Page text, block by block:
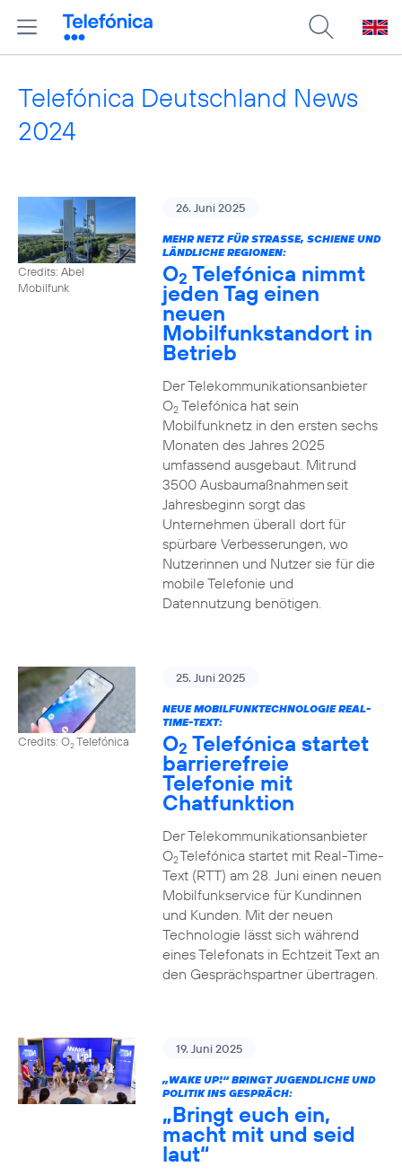
Telefónica Deutschland News
2024
Credits: Abel
Mobilfunk
26. Juni 2025
MEHR NETZ FÜR STRASSE, SCHIENE UND L
ÄNDLICHE REGIONEN:
O2 Telefónica nimmt
jeden Tag einen
neuen
Mobilfunkstandort in
Betrieb
Der Telekommunikationsanbieter
O2Telefónica hat sein
Mobilfunknetz in den ersten sechs
Monaten des Jahres 2025
umfassend ausgebaut. Mit rund
3500 Ausbaumaßnahmen seit
Jahresbeginn sorgt das
Unternehmen überall dort für
spürbare Verbesserungen, wo
Nutzerinnen und Nutzer sie für die
mobile Telefonie und
Datennutzung benötigen.
Credits: O2Telefónica
25. Juni 2025
NEUE MOBILFUNKTECHNOLOGIE REAL-
TIME-TEXT:
O2 Telefónica startet
barrierefreie
Telefonie mit
Chatfunktion
Der Telekommunikationsanbieter
O2Telefónica startet mit Real-Time-
Text (RTT) am 28. Juni einen neuen
Mobilfunkservice für Kundinnen
und Kunden. Mit der neuen
Technologie lässt sich während
eines Telefonats in Echtzeit Text an
den Gesprächspartner übertragen.
19. Juni 2025
„WAKE UP!“ BRINGT JUGENDLICHE UND
POLITIK INS GESPRÄCH:
„Bringt euch ein,
macht mit und seid
laut“